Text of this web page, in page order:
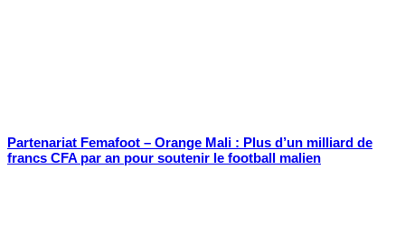
Partenariat Femafoot – Orange Mali : Plus d’un milliard de
francs CFA par an pour soutenir le football malien